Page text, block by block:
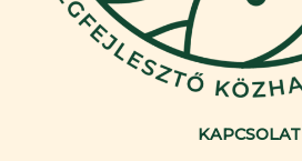
KAPCSOLAT